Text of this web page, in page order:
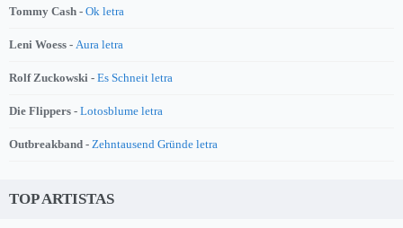
Tommy Cash - Ok letra
Leni Woess - Aura letra
Rolf Zuckowski - Es Schneit letra
Die Flippers - Lotosblume letra
Outbreakband - Zehntausend Gründe letra
TOP ARTISTAS